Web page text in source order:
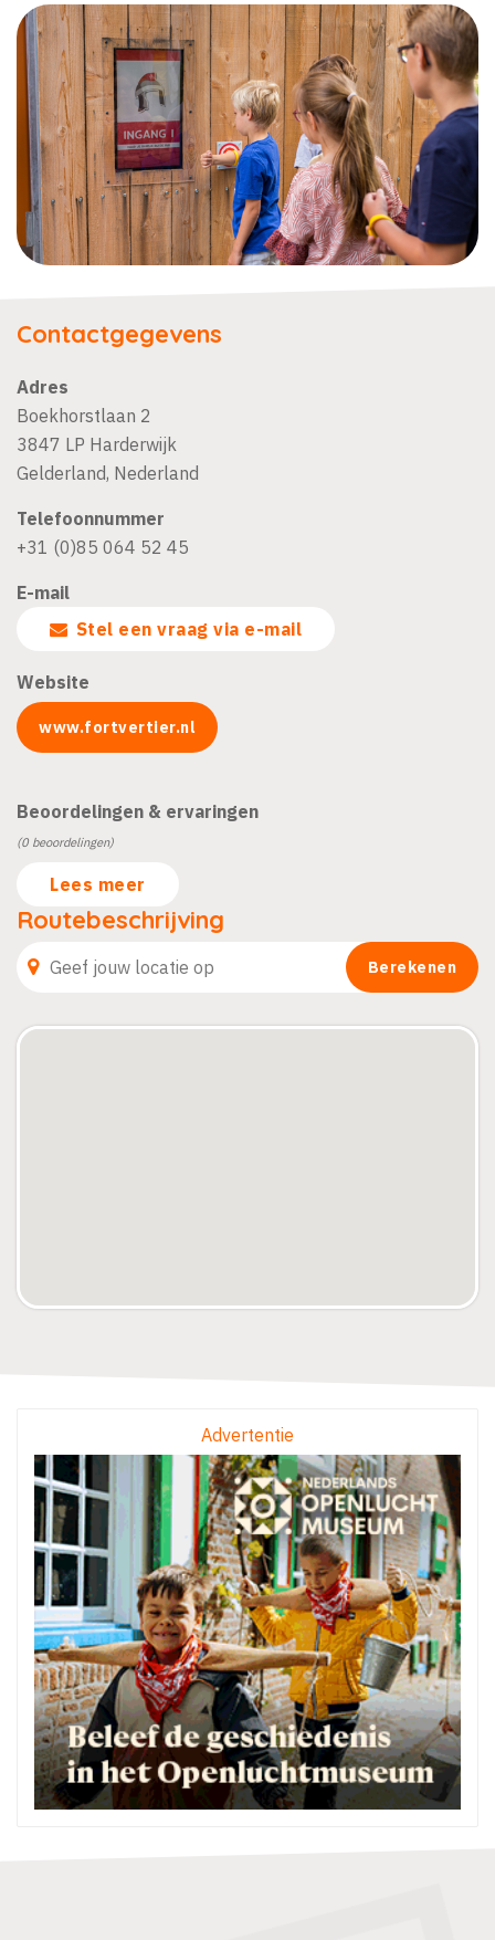
Contactgegevens
Adres
Boekhorstlaan 2
3847 LP Harderwijk
Gelderland, Nederland
Telefoonnummer
+31 (0)85 064 52 45
E-mail
Stel een vraag via e-mail
Website
www.fortvertier.nl
Beoordelingen & ervaringen
(0 beoordelingen)
Lees meer
Routebeschrijving
Advertentie